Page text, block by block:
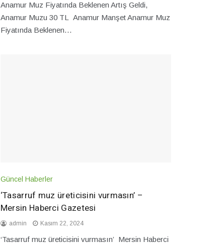
Anamur Muz Fiyatında Beklenen Artış Geldi,
Anamur Muzu 30 TL Anamur Manşet Anamur Muz
Fiyatında Beklenen…
Güncel Haberler
‘Tasarruf muz üreticisini vurmasın’ –
Mersin Haberci Gazetesi
admin Kasım 22, 2024
‘Tasarruf muz üreticisini vurmasın’ Mersin Haberci